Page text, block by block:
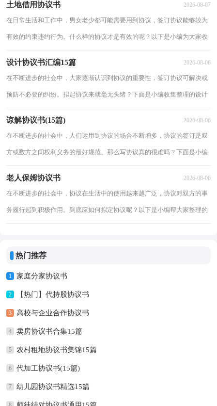
土地借用协议书 2026-08-07
在日常生活和工作中，男女老少都可能需要用到协议，签订协议能够较为
有效的约束违约行为。什么样的协议才是有效的呢？以下是小编为大家收
设计协议书汇编15篇 2026-08-06
在不断进步的社会中，大家逐渐认识到协议的重要性，签订协议可解决或
预防不必要的纠纷。拟起协议来就毫无头绪？下面是小编收集整理的设计
谅解协议书(15篇) 2026-08-06
在不断进步的社会中，人们运用到协议的场合不断增多，协议的签订是双
方或数方之间权利义务的最好规范。那么写协议真的很难吗？下面是小编
老人保姆协议书 2026-08-06
在不断进步的社会中，协议在生活中的使用越来越广泛，协议对双方的事
务履行起到积极作用。到底应如何拟定协议呢？以下是小编帮大家整理的
热门推荐
1 家庭分家协议书
2 【热门】代持股协议书
3 高校与企业合作协议书
4 卖房协议书合集15篇
5 农村租地协议书集锦15篇
6 代加工协议书(15篇)
7 幼儿园协议书精选15篇